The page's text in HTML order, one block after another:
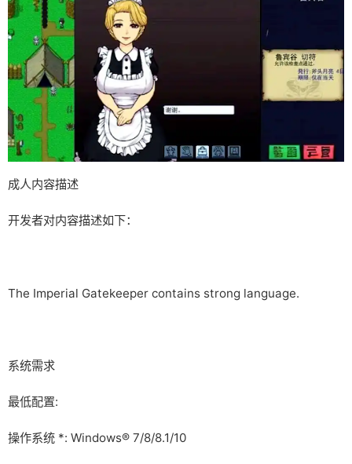
成人内容描述
开发者对内容描述如下：
The Imperial Gatekeeper contains strong language.
系统需求
最低配置:
操作系统 *: Windows® 7/8/8.1/10